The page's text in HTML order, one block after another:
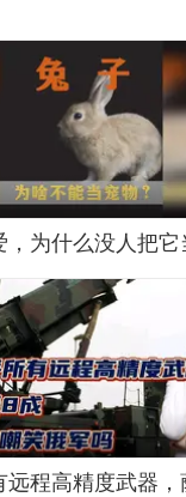
为什么没人把它
远程高精度武器，